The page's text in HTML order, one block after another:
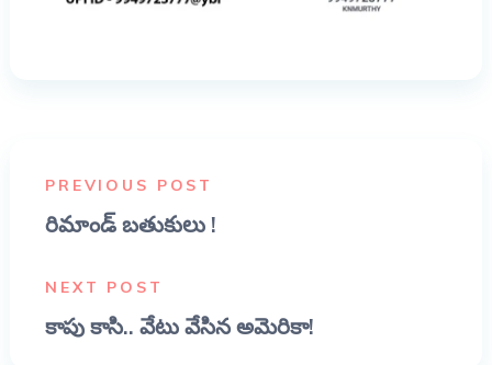
PREVIOUS POST
రిమాండ్ బతుకులు !
NEXT POST
కాపు కాసి.. వేటు వేసిన అమెరికా!